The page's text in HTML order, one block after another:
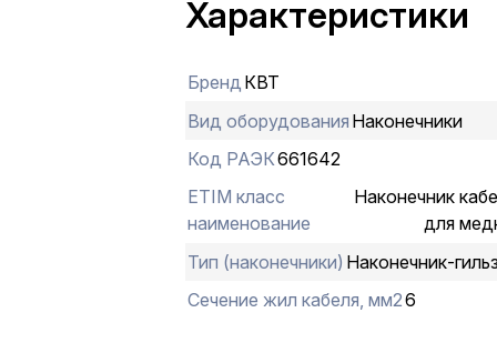
механическую прочность и
контакта;Используются для
электрическим устройствам с
шириной контактной клеммы;
Характеристики
Бренд КВТ
Вид оборудования Наконечники
Код РАЭК661642
ETIM класс
наименование
Наконечник
для
Тип (наконечники) Наконечник-
Сечение жил кабеля, мм26